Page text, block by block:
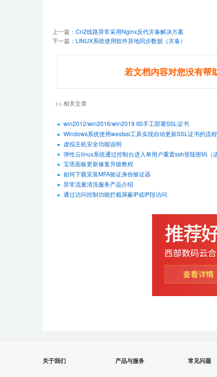
上一篇： Cn2线路异常采用Nginx反代灾备解决方案
下一篇： LINUX系统使用软件异地同步数据（灾备）
若文档内容对您没有帮
>> 相关文章
win2012/win2016/win2019 IIS手工部署SSL证书
Windows系统使用westssl工具实现自动更新SSL证书的流程
虚拟主机安全功能说明
弹性云linux系统通过控制台进入单用户重置ssh登陆密码（
宝塔面板更新修复升级教程
如何下载安装MFA验证身份验证器
异常流量清洗服务产品介绍
通过访问控制功能拦截屏蔽IP或IP段访问
关于我们 产品与服务 常见问题